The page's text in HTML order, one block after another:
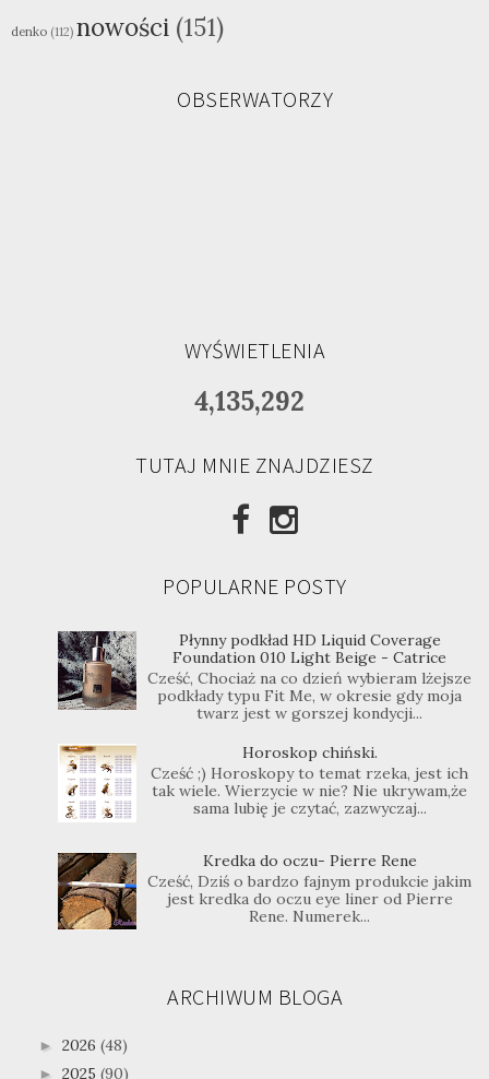
denko (112) nowości (151)
OBSERWATORZY
WYŚWIETLENIA
4,135,292
TUTAJ MNIE ZNAJDZIESZ
POPULARNE POSTY
Płynny podkład HD Liquid Coverage
Foundation 010 Light Beige - Catrice
Cześć, Chociaż na co dzień wybieram lżejsze
podkłady typu Fit Me, w okresie gdy moja
twarz jest w gorszej kondycji...
Horoskop chiński.
Cześć ;) Horoskopy to temat rzeka, jest ich
tak wiele. Wierzycie w nie? Nie ukrywam,że
sama lubię je czytać, zazwyczaj...
Kredka do oczu- Pierre Rene
Cześć, Dziś o bardzo fajnym produkcie jakim
jest kredka do oczu eye liner od Pierre
Rene. Numerek...
ARCHIWUM BLOGA
► 2026 (48)
► 2025 (90)